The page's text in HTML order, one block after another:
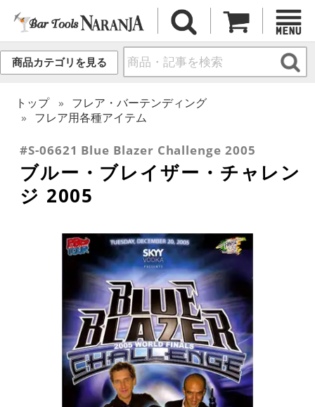
商品カテゴリを見る
トップ
フレア・バーテンディング
フレア用各種アイテム
#S-06621 Blue Blazer Challenge 2005
ブルー・ブレイザー・チャレン
ジ 2005